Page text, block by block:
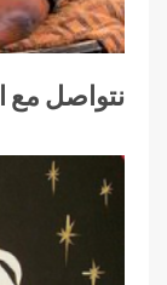
نتواصل مع